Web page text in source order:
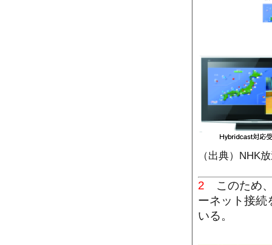
（出典）NHK
2 このため
ーネット接続
いる。